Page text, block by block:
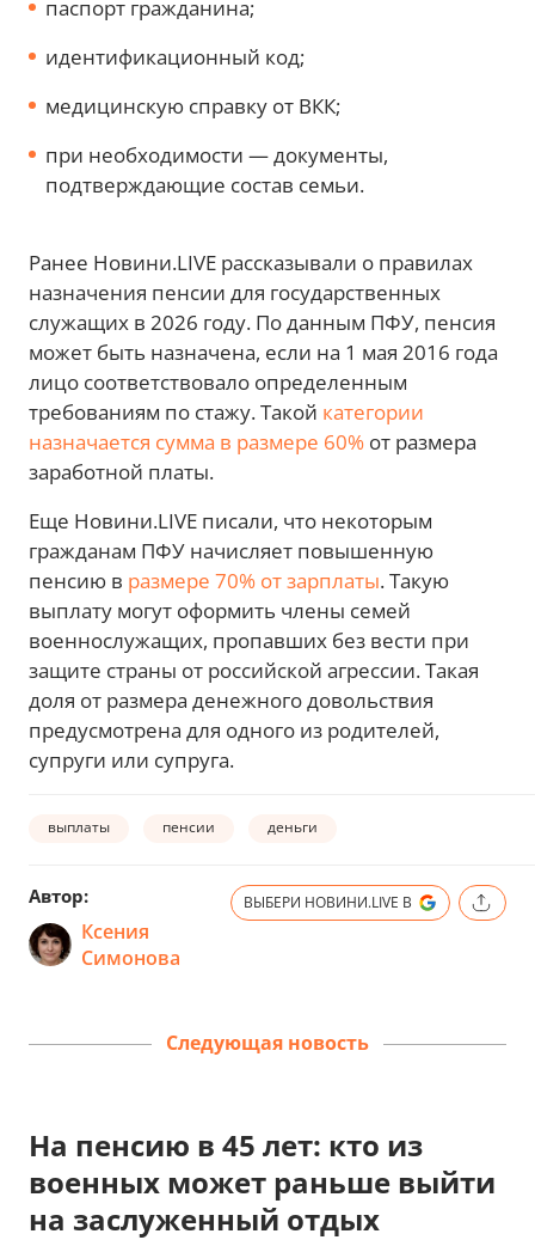
паспорт гражданина;
идентификационный код;
медицинскую справку от ВКК;
при необходимости — документы,
подтверждающие состав семьи.
Ранее Новини.LIVE рассказывали о правилах
назначения пенсии для государственных
служащих в 2026 году. По данным ПФУ, пенсия
может быть назначена, если на 1 мая 2016 года
лицо соответствовало определенным
требованиям по стажу. Такой категории
назначается сумма в размере 60% от размера
заработной платы.
Еще Новини.LIVE писали, что некоторым
гражданам ПФУ начисляет повышенную
пенсию в размере 70% от зарплаты. Такую
выплату могут оформить члены семей
военнослужащих, пропавших без вести при
защите страны от российской агрессии. Такая
доля от размера денежного довольствия
предусмотрена для одного из родителей,
супруги или супруга.
выплаты пенсии деньги
Автор:
Ксения
Симонова
ВЫБЕРИ НОВИНИ.LIVE В
Следующая новость
На пенсию в 45 лет: кто из
военных может раньше выйти
на заслуженный отдых